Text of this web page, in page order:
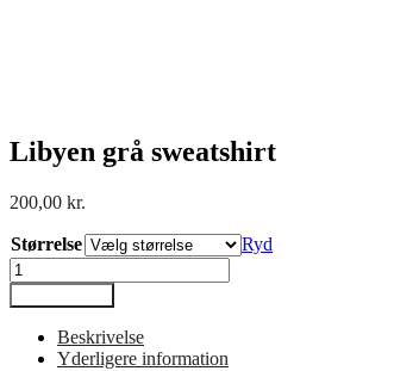
Libyen grå sweatshirt
200,00 kr.
Størrelse
Ryd
Libyen
grå
sweatshirt
antal
Beskrivelse
Yderligere information